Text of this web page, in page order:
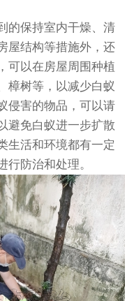
的保持室内干燥、清
屋结构等措施外，还
可以在房屋周围种植
樟树等，以减少白蚁
侵害的物品，可以请
避免白蚁进一步扩散
生活和环境都有一定
行防治和处理。